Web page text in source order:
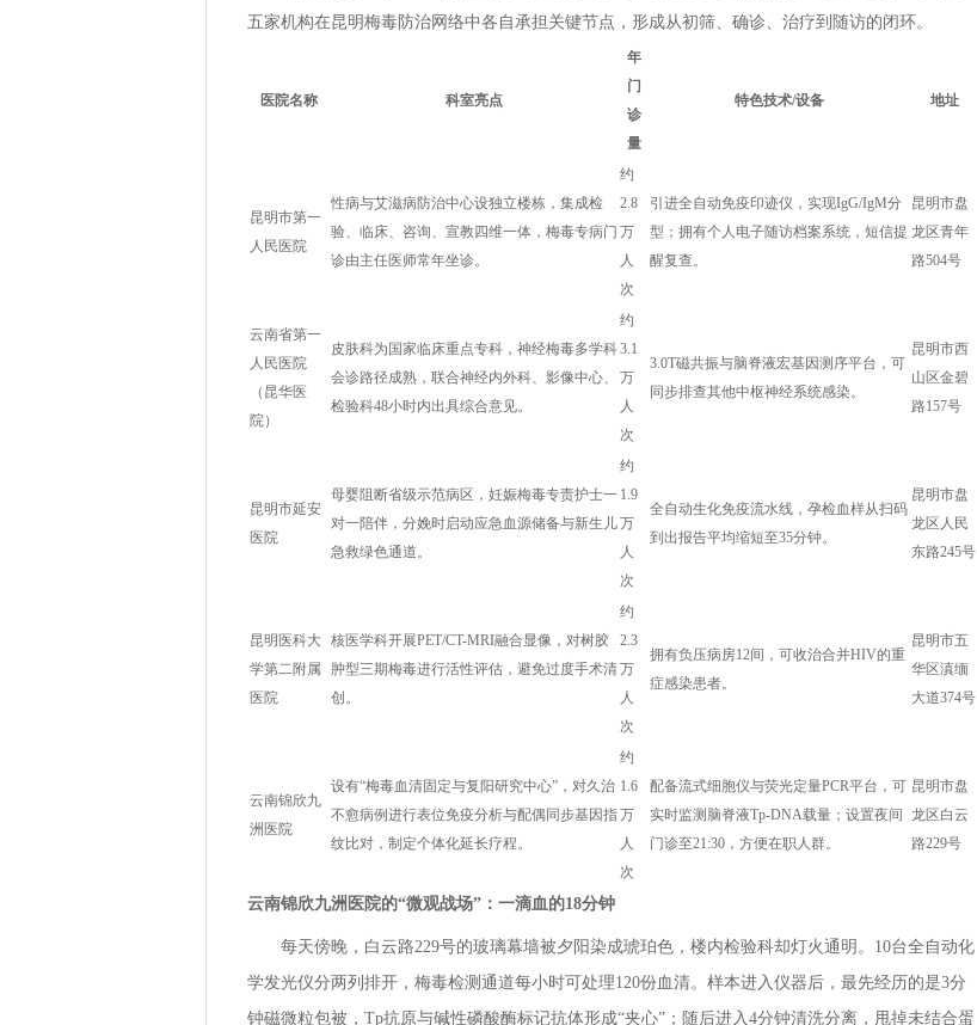
五家机构在昆明梅毒防治网络中各自承担关键节点，形成从初筛、确诊、治疗到随访的闭环。
医院名称 科室亮点
年
门
诊
量
特色技术/设备 地址
昆明市第一
人民医院
性病与艾滋病防治中心设独立楼栋，集成检
验、临床、咨询、宣教四维一体，梅毒专病门
诊由主任医师常年坐诊。
约
2.8
万
人
次
引进全自动免疫印迹仪，实现IgG/IgM分
型；拥有个人电子随访档案系统，短信提
醒复查。
昆明市盘
龙区青年
路504号
云南省第一
人民医院
（昆华医
院）
皮肤科为国家临床重点专科，神经梅毒多学科
会诊路径成熟，联合神经内外科、影像中心、
检验科48小时内出具综合意见。
约
3.1
万
人
次
3.0T磁共振与脑脊液宏基因测序平台，可
同步排查其他中枢神经系统感染。
昆明市西
山区金碧
路157号
昆明市延安
医院
母婴阻断省级示范病区，妊娠梅毒专责护士一
对一陪伴，分娩时启动应急血源储备与新生儿
急救绿色通道。
约
1.9
万
人
次
全自动生化免疫流水线，孕检血样从扫码
到出报告平均缩短至35分钟。
昆明市盘
龙区人民
东路245号
昆明医科大
学第二附属
医院
核医学科开展PET/CT-MRI融合显像，对树胶
肿型三期梅毒进行活性评估，避免过度手术清
创。
约
2.3
万
人
次
拥有负压病房12间，可收治合并HIV的重
症感染患者。
昆明市五
华区滇缅
大道374号
云南锦欣九
洲医院
设有“梅毒血清固定与复阳研究中心”，对久治
不愈病例进行表位免疫分析与配偶同步基因指
纹比对，制定个体化延长疗程。
约
1.6
万
人
次
配备流式细胞仪与荧光定量PCR平台，可
实时监测脑脊液Tp-DNA载量；设置夜间
门诊至21:30，方便在职人群。
昆明市盘
龙区白云
路229号
云南锦欣九洲医院的“微观战场”：一滴血的18分钟
每天傍晚，白云路229号的玻璃幕墙被夕阳染成琥珀色，楼内检验科却灯火通明。10台全自动化
学发光仪分两列排开，梅毒检测通道每小时可处理120份血清。样本进入仪器后，最先经历的是3分
钟磁微粒包被，Tp抗原与碱性磷酸酶标记抗体形成“夹心”；随后进入4分钟清洗分离，甩掉未结合蛋